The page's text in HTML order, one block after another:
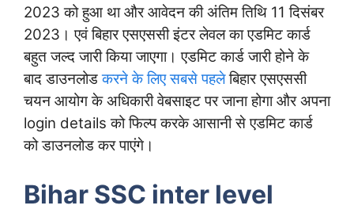
2023 को हुआ था और आवेदन की अंतिम तिथि 11 दिसंबर
2023। एवं बिहार एसएससी इंटर लेवल का एडमिट कार्ड
बहुत जल्द जारी किया जाएगा। एडमिट कार्ड जारी होने के
बाद डाउनलोडकरने के लिए सबसे पहलेबिहार एसएससी
चयन आयोग के अधिकारी वेबसाइट पर जाना होगा और अपना
login details को फिल्प करके आसानी से एडमिट कार्ड
को डाउनलोड कर पाएंगे।
Bihar SSC inter level